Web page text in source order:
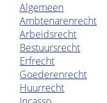
Algemeen
Ambtenarenrecht
Arbeidsrecht
Bestuursrecht
Erfrecht
Goederenrecht
Huurrecht